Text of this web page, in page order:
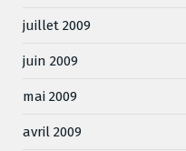
juillet 2009
juin 2009
mai 2009
avril 2009